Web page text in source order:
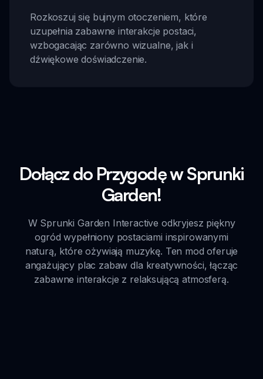
Rozkoszuj się bujnym otoczeniem, które
uzupełnia zabawne interakcje postaci,
wzbogacając zarówno wizualne, jak i
dźwiękowe doświadczenie.
Dołącz do Przygodę w Sprunki
Garden!
W Sprunki Garden Interactive odkryjesz piękny
ogród wypełniony postaciami inspirowanymi
naturą, które ożywiają muzykę. Ten mod oferuje
angażujący plac zabaw dla kreatywności, łącząc
zabawne interakcje z relaksującą atmosferą.